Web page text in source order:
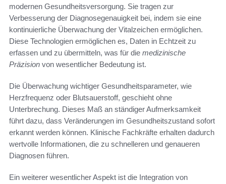
modernen Gesundheitsversorgung. Sie tragen zur
Verbesserung der Diagnosegenauigkeit bei, indem sie eine
kontinuierliche Überwachung der Vitalzeichen ermöglichen.
Diese Technologien ermöglichen es, Daten in Echtzeit zu
erfassen und zu übermitteln, was für die medizinische
Präzision von wesentlicher Bedeutung ist.
Die Überwachung wichtiger Gesundheitsparameter, wie
Herzfrequenz oder Blutsauerstoff, geschieht ohne
Unterbrechung. Dieses Maß an ständiger Aufmerksamkeit
führt dazu, dass Veränderungen im Gesundheitszustand sofort
erkannt werden können. Klinische Fachkräfte erhalten dadurch
wertvolle Informationen, die zu schnelleren und genaueren
Diagnosen führen.
Ein weiterer wesentlicher Aspekt ist die Integration von